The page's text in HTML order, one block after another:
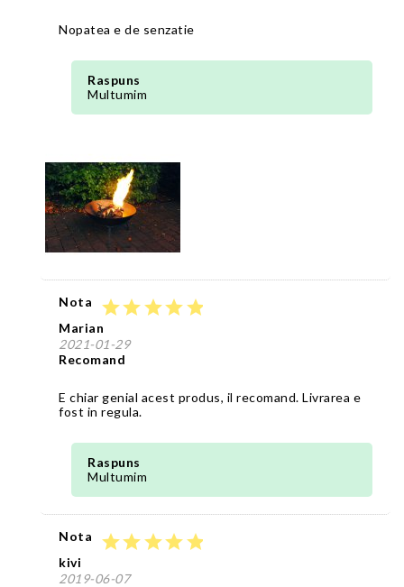
Nopatea e de senzatie
Raspuns
Multumim
Nota starstarstarstarstar
Marian
2021-01-29
Recomand
E chiar genial acest produs, il recomand. Livrarea e
fost in regula.
Raspuns
Multumim
Nota starstarstarstarstar
kivi
2019-06-07